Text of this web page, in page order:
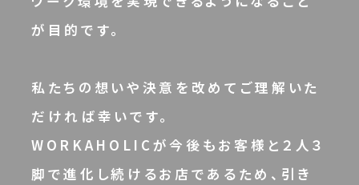
が目的です。
私たちの想いや決意を改めてご理解いた
だければ幸いです。
WORKAHOLICが今後もお客様と２人３
脚で進化し続けるお店であるため、引き